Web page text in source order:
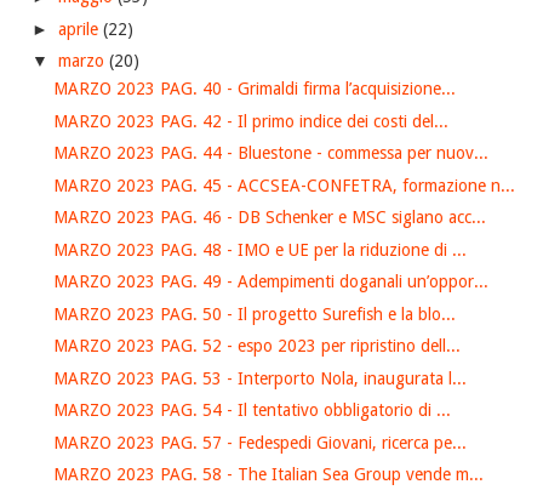
► aprile (22)
▼ marzo (20)
MARZO 2023 PAG. 40 - Grimaldi firma l’acquisizione...
MARZO 2023 PAG. 42 - Il primo indice dei costi del...
MARZO 2023 PAG. 44 - Bluestone - commessa per nuov...
MARZO 2023 PAG. 45 - ACCSEA-CONFETRA, formazione n...
MARZO 2023 PAG. 46 - DB Schenker e MSC siglano acc...
MARZO 2023 PAG. 48 - IMO e UE per la riduzione di ...
MARZO 2023 PAG. 49 - Adempimenti doganali un’oppor...
MARZO 2023 PAG. 50 - Il progetto Surefish e la blo...
MARZO 2023 PAG. 52 - espo 2023 per ripristino dell...
MARZO 2023 PAG. 53 - Interporto Nola, inaugurata l...
MARZO 2023 PAG. 54 - Il tentativo obbligatorio di ...
MARZO 2023 PAG. 57 - Fedespedi Giovani, ricerca pe...
MARZO 2023 PAG. 58 - The Italian Sea Group vende m...